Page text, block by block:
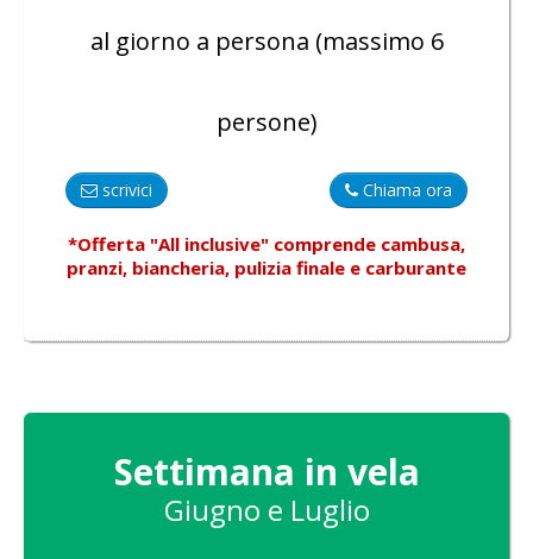
al giorno a persona (massimo 6
persone)
Chiama ora
scrivici
*Offerta "All inclusive" comprende cambusa,
pranzi, biancheria, pulizia finale e carburante
Settimana in vela
Giugno e Luglio